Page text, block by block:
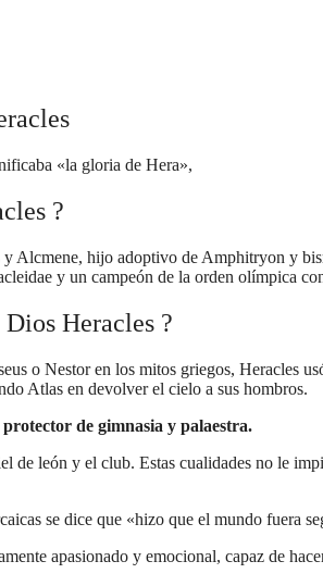
«la gloria de Hera»,
?
Alcmene, hijo adoptivo de Amphitryon y
y un campeón de la orden olímpica
Heracles ?
o Nestor en los mitos griegos, Heracles
Atlas en devolver el cielo a sus hombros.
de gimnasia y palaestra.
de león y el club. Estas cualidades no le
se dice que «hizo que el mundo fuera
apasionado y emocional, capaz de